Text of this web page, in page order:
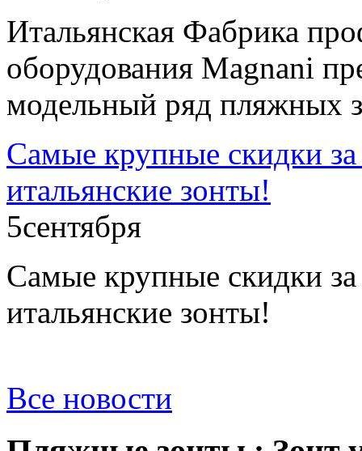
Итальянская Фабрика
оборудования Magnani
модельный ряд пляжных
Самые крупные скидки
итальянские зонты!
5сентября
Самые крупные скидки
итальянские зонты!
Все новости